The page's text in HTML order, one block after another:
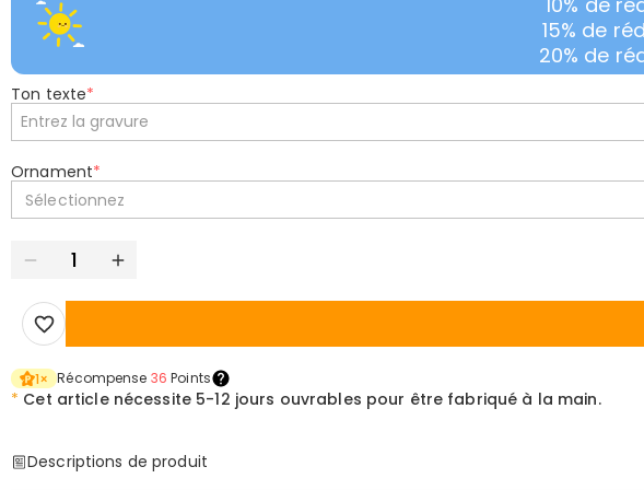
15% de
20% de
Ton texte*
Ornament*
Sélectionnez
1× Récompense 36 Points
* Cet article nécessite 5-12 jours ouvrables pour être fabriqué à la main.
Descriptions de produit